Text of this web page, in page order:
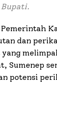
Bupati.
dan
Sumenep
potensi